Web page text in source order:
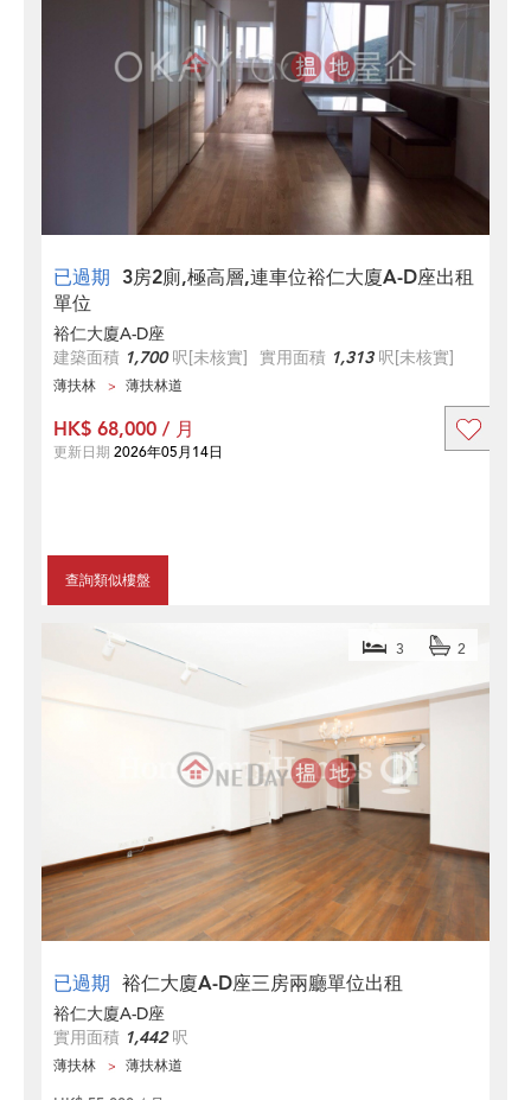
已過期 3房2廁,極高層,連車位裕仁大廈A-D座出租
單位
裕仁大廈A-D座
建築面積 1,700呎[未核實] 實用面積 1,313呎[未核實]
薄扶林 薄扶林道
查詢類似樓盤
HK$ 68,000 / 月
更新日期 2026年05月14日
已過期 裕仁大廈A-D座三房兩廳單位出租
3 2
裕仁大廈A-D座
實用面積 1,442呎
薄扶林 薄扶林道